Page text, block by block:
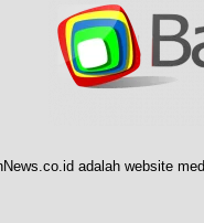
adalah website